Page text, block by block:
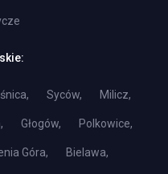
Syców, Milicz,
Głogów, Polkowice,
Góra, Bielawa,